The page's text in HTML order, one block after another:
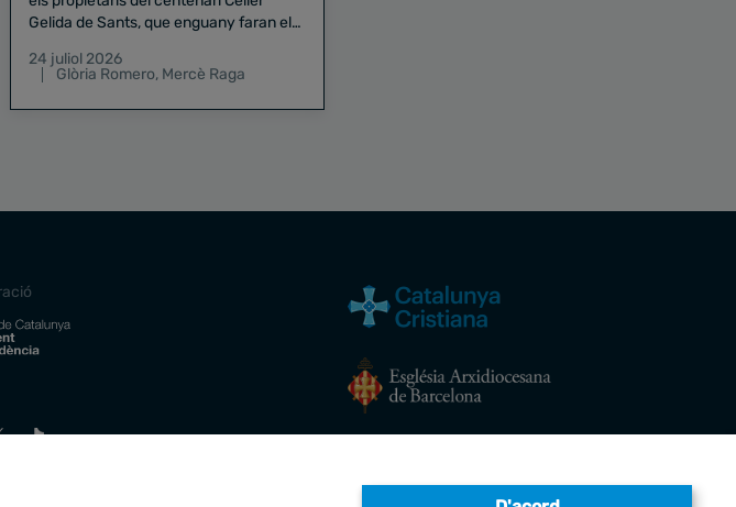
Gelida de Sants, que enguany faran el
24 juliol 2026
Glòria Romero, Mercè Raga